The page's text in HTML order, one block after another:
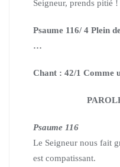
Seigneur, prends pitié !
Psaume 116/ 4 Plein
…
Chant : 42/1 Comme
Psaume 116
Le Seigneur nous fait
est compatissant.